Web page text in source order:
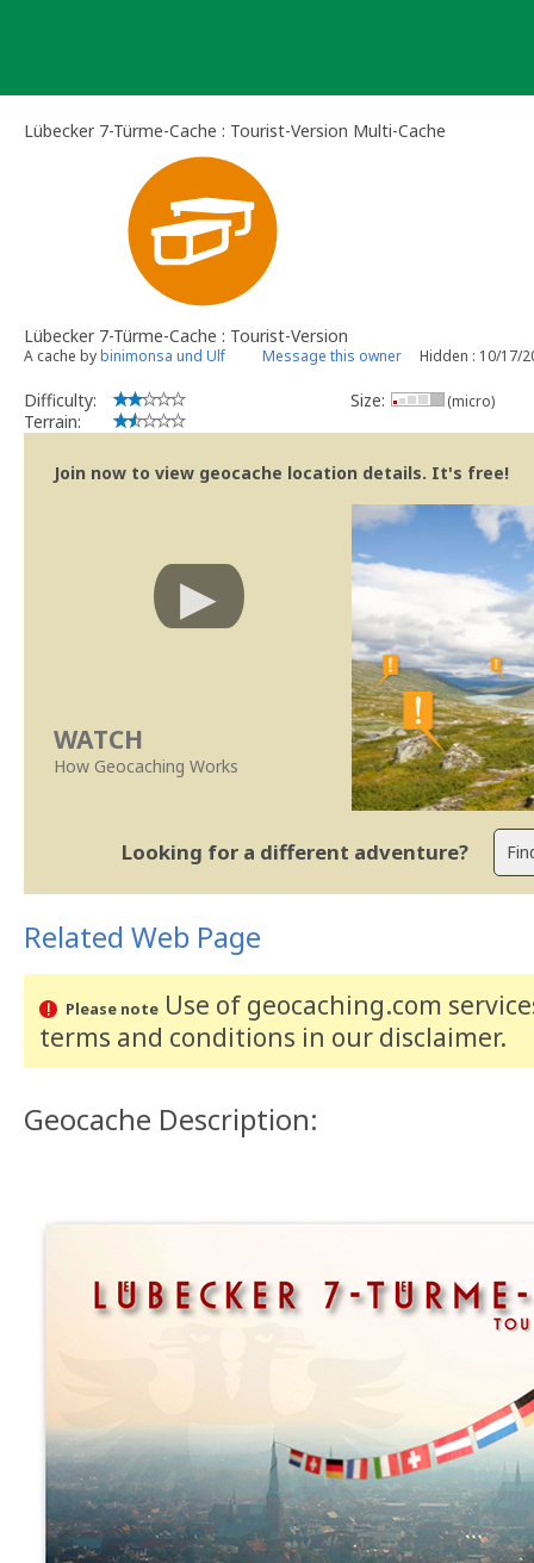
Lübecker 7-Türme-Cache : Tourist-Version Multi-Cache
Lübecker 7-Türme-Cache : Tourist-Version
A cache bybinimonsa und Ulf Message this owner Hidden : 10/17/
Difficulty:
Terrain:
Size: (micro)
Join now to view geocache location details. It's free!
WATCH
How Geocaching Works
Looking for a different adventure?
Related Web Page
Please noteUse of geocaching.com
terms and conditions in our disclaimer.
Geocache Description: